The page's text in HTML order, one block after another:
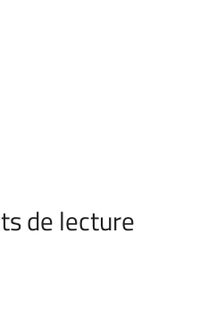
de lecture